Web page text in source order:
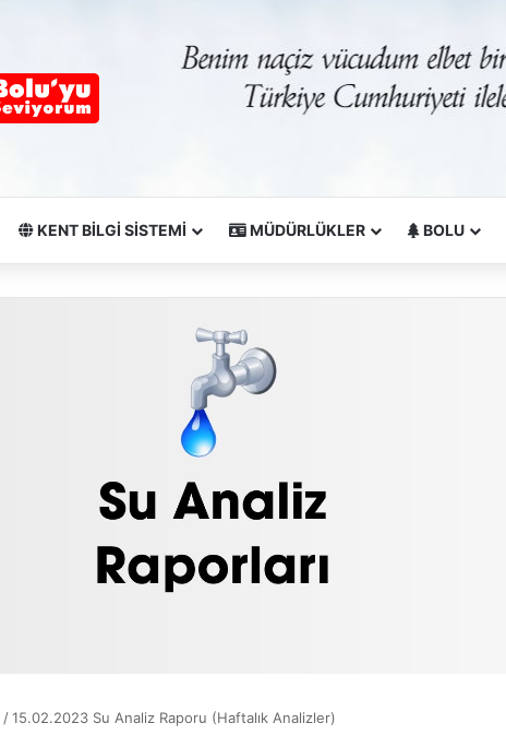
KENT BİLGİ SİSTEMİ MÜDÜRLÜKLER BOLU
/15.02.2023 Su Analiz Raporu (Haftalık Analizler)